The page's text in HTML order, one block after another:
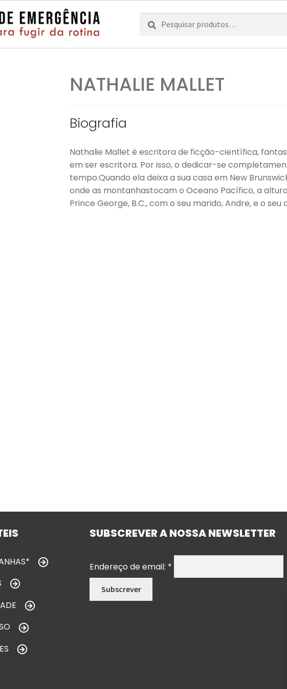
Pesquisar
por:
Pesquisa
NATHALIE MALLET
Biografia
Nathalie Mallet é escritora de ficção-científica,
em ser escritora. Por isso, o dedicar-se
tempo.Quando ela deixa a sua casa em New
onde as montanhastocam o Oceano Pacífico, a
Prince George, B.C., com o seu marido, Andre, e o seu
SUBSCREVER A NOSSA NEWSLETTER
Endereço de email: *